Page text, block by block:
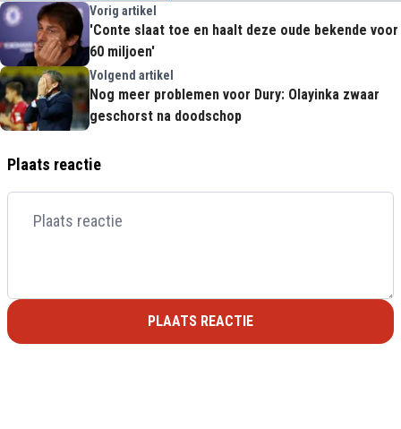
Vorig artikel
'Conte slaat toe en haalt deze oude bekende voor
60 miljoen'
Volgend artikel
Nog meer problemen voor Dury: Olayinka zwaar
geschorst na doodschop
Plaats reactie
PLAATS REACTIE